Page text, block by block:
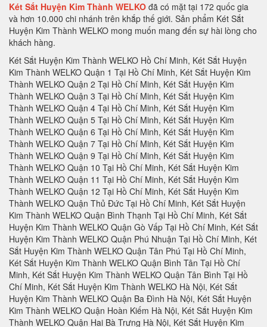
Két Sắt Huyện Kim Thành WELKO đã có mặt tại 172 quốc gia
và hơn 10.000 chi nhánh trên khắp thế giới. Sản phẩm Két Sắt
Huyện Kim Thành WELKO mong muốn mang đến sự hài lòng cho
khách hàng.
Két Sắt Huyện Kim Thành WELKO Hồ Chí Minh, Két Sắt Huyện Kim Thành WELKO Quận 1 Tại Hồ Chí Minh, Két Sắt Huyện Kim Thành WELKO Quận 2 Tại Hồ Chí Minh, Két Sắt Huyện Kim Thành WELKO Quận 3 Tại Hồ Chí Minh, Két Sắt Huyện Kim Thành WELKO Quận 4 Tại Hồ Chí Minh, Két Sắt Huyện Kim Thành WELKO Quận 5 Tại Hồ Chí Minh, Két Sắt Huyện Kim Thành WELKO Quận 6 Tại Hồ Chí Minh, Két Sắt Huyện Kim Thành WELKO Quận 7 Tại Hồ Chí Minh, Két Sắt Huyện Kim Thành WELKO Quận 9 Tại Hồ Chí Minh, Két Sắt Huyện Kim Thành WELKO Quận 10 Tại Hồ Chí Minh, Két Sắt Huyện Kim Thành WELKO Quận 11 Tại Hồ Chí Minh, Két Sắt Huyện Kim Thành WELKO Quận 12 Tại Hồ Chí Minh, Két Sắt Huyện Kim Thành WELKO Quận Thủ Đức Tại Hồ Chí Minh, Két Sắt Huyện Kim Thành WELKO Quận Bình Thạnh Tại Hồ Chí Minh, Két Sắt Huyện Kim Thành WELKO Quận Gò Vấp Tại Hồ Chí Minh, Két Sắt Huyện Kim Thành WELKO Quận Phú Nhuận Tại Hồ Chí Minh, Két Sắt Huyện Kim Thành WELKO Quận Tân Phú Tại Hồ Chí Minh, Két Sắt Huyện Kim Thành WELKO Quận Bình Tân Tại Hồ Chí Minh, Két Sắt Huyện Kim Thành WELKO Quận Tân Bình Tại Hồ Chí Minh, Két Sắt Huyện Kim Thành WELKO Hà Nội, Két Sắt Huyện Kim Thành WELKO Quận Ba Đình Hà Nội, Két Sắt Huyện Kim Thành WELKO Quận Hoàn Kiếm Hà Nội, Két Sắt Huyện Kim Thành WELKO Quận Hai Bà Trưng Hà Nội, Két Sắt Huyện Kim Thành WELKO Quận Hà Đông Hà Nội, Két Sắt Huyện Kim Thành WELKO Quận Tây Hồ Hà Nội, Két Sắt Huyện Kim Thành WELKO Quận Hà Đông Hà Nội, Két Sắt Huyện Kim Thành WELKO Quận Thanh Xuân Hà Nội, Két Sắt Huyện Kim Thành WELKO Quận Hoàng Mai Hà Nội, Két Sắt Huyện Kim Thành WELKO Quận Hà Đông Hà Nội, Két Sắt Huyện Kim Thành WELKO Huyện Thanh Trì Hà Nội, Két Sắt Huyện Kim Thành WELKO Huyện Gia Lâm Hà Nội, Két Sắt Huyện Kim Thành WELKO Huyện Đông Anh Hà Nội, Két Sắt Huyện Kim Thành WELKO Huyện Sóc Sơn Hà Nội, Két Sắt Huyện Kim Thành WELKO Quận Hà Đông Hà Nội, Két Sắt Huyện Kim Thành WELKO Thị xã Sơn Tây Hà Nội, Két Sắt Huyện Kim Thành WELKO Huyện Ba Vì Hà Nội, Két Sắt Huyện Kim Thành WELKO Huyện Phúc Thọ Hà Nội, Két Sắt Huyện Kim Thành WELKO Huyện Thạch Thất Hà Nội, Két Sắt Huyện Kim Thành WELKO Huyện Quốc Oai Hà Nội, Két Sắt Huyện Kim Thành WELKO Huyện Chương Mỹ Hà Nội, Két Sắt Huyện Kim Thành WELKO Huyện Đan Phượng Hà Nội, Két Sắt Huyện Kim Thành WELKO Huyện Hoài Đức Hà Nội, Két Sắt Huyện Kim Thành WELKO Huyện Thanh Oai Hà Nội, Két Sắt Huyện Kim Thành WELKO Huyện Mỹ Đức Hà Nội, Két Sắt Huyện Kim Thành WELKO Huyện Ứng Hoà Hà Nội, Két Sắt Huyện Kim Thành WELKO Huyện Thường Tín Hà Nội, Két Sắt Huyện Kim Thành WELKO Huyện Phú Xuyên Hà Nội, Két Sắt Huyện Kim Thành WELKO Huyện Mê Linh Hà Nội, Két Sắt Huyện Kim Thành WELKO Quận Nam Từ Liên Hà Nội, Két Sắt Huyện Kim Thành WELKO An Giang, Két Sắt Huyện Kim Thành WELKO Thành phố Long Xuyên Tỉnh An Giang, Két Sắt Huyện Kim Thành WELKO Thành phố Châu Đốc Tỉnh An Giang, Két Sắt Huyện Kim Thành WELKO Tại Huyện Điện Biên Tỉnh Điện Biên, Két Sắt Huyện Kim Thành WELKO Tại Huyện Điện Biên Đông Tỉnh Điện Biên, Két Sắt Huyện Kim Thành WELKO Tại Huyện Mường Ảng Tỉnh Điện Biên, Két Sắt Huyện Kim Thành WELKO Tại Huyện Mường Chà Tỉnh Điện Biên, Két Sắt Huyện Kim Thành WELKO Tại Huyện Mường Nhé Tỉnh Điện Biên, Két Sắt Huyện Kim Thành WELKO Tại Huyện Nậm Pồ Tỉnh Điện Biên, Két Sắt Huyện Kim Thành WELKO Tại Huyện Tủa Chùa Tỉnh Điện Biên, Két Sắt Huyện Kim Thành WELKO Tại Huyện Tuần Giáo Tỉnh Điện Biên, Két Sắt Huyện Kim Thành WELKO Điện Biên, Két Sắt Huyện Kim Thành WELKO Gia Lai, Két Sắt Huyện Kim Thành WELKO Tại Thành phố Pleiku Tỉnh Gia Lai, Két Sắt Huyện Kim Thành WELKO Tại Thị xã An Khê Tỉnh Gia Lai, Két Sắt Huyện Kim Thành WELKO Tại Thị xã Ayun Pa Tỉnh Gia Lai, Két Sắt Huyện Kim Thành WELKO Tại Huyện Chư Păh Tỉnh Gia Lai, Két Sắt Huyện Kim Thành WELKO Tại Huyện Chư Prông Tỉnh Gia Lai, Két Sắt Huyện Kim Thành WELKO Tại Huyện Chư Pưh Tỉnh Gia Lai, Két Sắt Huyện Kim Thành WELKO Tại Huyện Chư Sê Tỉnh Gia Lai, Két Sắt Huyện Kim Thành WELKO Tại Huyện Đắk Đoa Tỉnh Gia Lai, Két Sắt Huyện Kim Thành WELKO Tại Huyện Đak Pơ Tỉnh Gia Lai, Két Sắt Huyện Kim Thành WELKO Tại Huyện Đức Cơ Tỉnh Gia Lai, Két Sắt Huyện Kim Thành WELKO Tại Huyện Ia Grai Tỉnh Gia Lai, Két Sắt Huyện Kim Thành WELKO Tại Huyện Ia Pa Tỉnh Gia Lai, Két Sắt Huyện Kim Thành WELKO Tại Huyện K’Bang Tỉnh Gia Lai, Két Sắt Huyện Kim Thành WELKO Tại Huyện Kông Chro Tỉnh Gia Lai, Két Sắt Huyện Kim Thành WELKO Tại Huyện Krông Pa Tỉnh Gia Lai, Két Sắt Huyện Kim Thành WELKO Tại Huyện Mang Yang Tỉnh Gia Lai, Két Sắt Huyện Kim Thành WELKO Tại Huyện Phú Thiện Tỉnh Gia Lai, Két Sắt Huyện Kim Thành WELKO Hà Giang, Két Sắt Huyện Kim Thành WELKO Tại Thành phố Hà Giang Tỉnh Hà Giang, Két Sắt Huyện Kim Thành WELKO Tại Huyện Bắc Mê Tỉnh Hà Giang, Két Sắt Huyện Kim Thành WELKO Tại Huyện Bắc Quang Tỉnh Hà Giang, Két Sắt Huyện Kim Thành WELKO Tại Huyện Đồng Văn Tỉnh Hà Giang, Két Sắt Huyện Kim Thành WELKO Tại Huyện Hoàng Su Phì Tỉnh Hà Giang, Két Sắt Huyện Kim Thành WELKO Tại Huyện Mèo Vạc Tỉnh Hà Giang, Két Sắt Huyện Kim Thành WELKO Tại Huyện Quản Bạ Tỉnh Hà Giang, Két Sắt Huyện Kim Thành WELKO Tại Huyện Quang Bình Tỉnh Hà Giang, Két Sắt Huyện Kim Thành WELKO Tại Huyện Vị Xuyên Tỉnh Hà Giang, Két Sắt Huyện Kim Thành WELKO Tại Huyện Xín Mần Tỉnh Hà Giang, Két Sắt Huyện Kim Thành WELKO Tại Huyện Yên Minh Tỉnh Hà Giang, Két Sắt Huyện Kim Thành WELKO Hà Nam, Két Sắt Huyện Kim Thành WELKO Tại Thành phố Phủ Lý Tỉnh Hà Nam, Két Sắt Huyện Kim Thành WELKO Tại Thị xã Duy Tiên Tỉnh Hà Nam, Két Sắt Huyện Kim Thành WELKO Tại Huyện Bình Lục Tỉnh Hà Nam, Két Sắt Huyện Kim Thành WELKO Tại Huyện Kim Bảng Tỉnh Hà Nam, Két Sắt Huyện Kim Thành WELKO Tại Huyện Lý Nhân Tỉnh Hà Nam, Két Sắt Huyện Kim Thành WELKO Tại Huyện Thanh Liêm Tỉnh Hà Nam, Két Sắt Huyện Kim Thành WELKO Tổng Thống, Két Sắt Huyện Kim Thành WELKO TPHCM, Két Sắt Huyện Kim Thành WELKO Khánh Hòa, Két Sắt Huyện Kim Thành WELKO Tại Thành phố Cam Ranh Tỉnh Khánh Hòa, Két Sắt Huyện Kim Thành WELKO Tại Thành phố Nha Trang Tỉnh Khánh Hòa, Két Sắt Huyện Kim Thành WELKO Tại Thị xã Ninh Hòa Tỉnh Khánh Hòa, Két Sắt Huyện Kim Thành WELKO Tại Huyện Cam Lâm Tỉnh Khánh Hòa, Két Sắt Huyện Kim Thành WELKO Tại Huyện đảo Trường Sa Tỉnh Khánh Hòa, Két Sắt Huyện Kim Thành WELKO Tại Huyện Diên Khánh Tỉnh Khánh Hòa, Két Sắt Huyện Kim Thành WELKO Tại Huyện Khánh Sơn Tỉnh Khánh Hòa, Két Sắt Huyện Kim Thành WELKO Tại Huyện Khánh Vĩnh Tỉnh Khánh Hòa, Két Sắt Huyện Kim Thành WELKO Tại Huyện Vạn Ninh Tỉnh Khánh Hòa, Két Sắt Huyện Kim Thành WELKO Kiên Giang, Két Sắt Huyện Kim Thành WELKO Tại Thành phố Rạch Giá Tỉnh Kiên Giang, Két Sắt Huyện Kim Thành WELKO Tại Thành phố Hà Tiên Tỉnh Kiên Giang, Két Sắt Huyện Kim Thành WELKO Tại Huyện An Biên Tỉnh Kiên Giang, Két Sắt Huyện Kim Thành WELKO Tại Huyện An Minh Tỉnh Kiên Giang, Két Sắt Huyện Kim Thành WELKO Tại Huyện Châu Thành Tỉnh Kiên Giang, Két Sắt Huyện Kim Thành WELKO Tại Huyện Giang Thành Tỉnh Kiên Giang, Két Sắt Huyện Kim Thành WELKO Tại Huyện Giồng Riềng Tỉnh Kiên Giang, Két Sắt Huyện Kim Thành WELKO Tại Huyện Gò Quao Tỉnh Kiên Giang, Két Sắt Huyện Kim Thành WELKO Tại Huyện Hòn Đất Tỉnh Kiên Giang, Két Sắt Huyện Kim Thành WELKO Tại Huyện Kiên HảiTỉnh Kiên Giang , Két Sắt Huyện Kim Thành WELKO Tại Huyện Kiên Lương Tỉnh Kiên Giang, Két Sắt Huyện Kim Thành WELKO Tại Huyện Phú Quốc Tỉnh Kiên Giang, Két Sắt Huyện Kim Thành WELKO Tại Huyện Tân Hiệp Tỉnh Kiên Giang, Két Sắt Huyện Kim Thành WELKO Tại Huyện U Minh Thượng Tỉnh Kiên Giang, Két Sắt Huyện Kim Thành WELKO Tại Huyện Vĩnh Thuận Tỉnh Kiên Giang, Két Sắt Huyện Kim Thành WELKO Kon Tum, Két Sắt Huyện Kim Thành WELKO Tại Thành phố Kon Tum Tỉnh Kon Tum, Két Sắt Huyện Kim Thành WELKO Tại Huyện Đắk Glei Tỉnh Kon Tum, Két Sắt Huyện Kim Thành WELKO Tại Huyện Đắk Hà Tỉnh Kon Tum, Két Sắt Huyện Kim Thành WELKO Tại Huyện Đắk Tô Tỉnh Kon Tum, Két Sắt Huyện Kim Thành WELKO Tại Huyện Ia H’Drai Tỉnh Kon Tum, Két Sắt Huyện Kim Thành WELKO Tại Huyện Kon Plông Tỉnh Kon Tum, Két Sắt Huyện Kim Thành WELKO Tại Huyện Kon Rẫy Tỉnh Kon Tum, Két Sắt Huyện Kim Thành WELKO Tại Huyện Ngọc Hồi Tỉnh Kon Tum, Két Sắt Huyện Kim Thành WELKO Tại Huyện Sa Thầy Tỉnh Kon Tum, Két Sắt Huyện Kim Thành WELKO Tại Huyện Tu Mơ Rông Tỉnh Kon Tum, Két Sắt Huyện Kim Thành WELKO Lai Châu, Két Sắt Huyện Kim Thành WELKO Tại Thành phố Lai Châu Tỉnh Lai Châu, Két Sắt Huyện Kim Thành WELKO Tại Huyện Mường Tè Tỉnh Lai Châu, Két Sắt Huyện Kim Thành WELKO Tại Huyện Nậm Nhùn Tỉnh Lai Châu, Két Sắt Huyện Kim Thành WELKO Tại Huyện Phong Thổ Tỉnh Lai Châu, Két Sắt Huyện Kim Thành WELKO Tại Huyện Sìn Hồ Tỉnh Lai Châu, Két Sắt Huyện Kim Thành WELKO Tại Huyện Tam Đường Tỉnh Lai Châu, Két Sắt Huyện Kim Thành WELKO Tại Huyện Tân Uyên Tỉnh Lai Châu, Két Sắt Huyện Kim Thành WELKO Tại Huyện Than Uyên Tỉnh Lai Châu, Két Sắt Huyện Kim Thành WELKO Lào Cai, Két Sắt Huyện Kim Thành WELKO Tại Thành phố Lào Cai Tỉnh Lào Cai, Két Sắt Huyện Kim Thành WELKO Tại Thị xã Sa Pa Tỉnh Lào Cai, Két Sắt Huyện Kim Thành WELKO Tại Huyện Bắc Hà Tỉnh Lào Cai, Két Sắt Huyện Kim Thành WELKO Tại Huyện Bảo Thắng Tỉnh Lào Cai, Két Sắt Huyện Kim Thành WELKO Tại Huyện Bảo Yên Tỉnh Lào Cai, Két Sắt Huyện Kim Thành WELKO Tại Huyện Bát Xát Tỉnh Lào Cai, Két Sắt Huyện Kim Thành WELKO Tại Huyện Mường Khương Tỉnh Lào Cai, Két Sắt Huyện Kim Thành WELKO Tại Huyện Si Ma Cai Tỉnh Lào Cai, Két Sắt Huyện Kim Thành WELKO Tại Huyện Văn Bàn Tỉnh Lào Cai, Két Sắt Huyện Kim Thành WELKO Lạng Sơn, Két Sắt Huyện Kim Thành WELKO Tại Thành phố Lạng Sơn Tỉnh Lạng Sơn, Két Sắt Huyện Kim Thành WELKO Tại Huyện Tràng Định Tỉnh Lạng Sơn, Két Sắt Huyện Kim Thành WELKO Tại Huyện Bình Gia Tỉnh Lạng Sơn, Két Sắt Huyện Kim Thành WELKO Tại Huyện Văn Lãng Tỉnh Lạng Sơn, Két Sắt Huyện Kim Thành WELKO Tại Huyện Bắc Sơn Tỉnh Lạng Sơn, Két Sắt Huyện Kim Thành WELKO Tại Huyện Văn Quan Tỉnh Lạng Sơn, Két Sắt Huyện Kim Thành WELKO Tại Huyện Cao Lộc Tỉnh Lạng Sơn, Két Sắt Huyện Kim Thành WELKO Tại Huyện Lộc Bình Tỉnh Lạng Sơn, Két Sắt Huyện Kim Thành WELKO Tại Huyện Chi Lăng Tỉnh Lạng Sơn, Két Sắt Huyện Kim Thành WELKO Tại Huyện Đình Lập Tỉnh Lạng Sơn, Két Sắt Huyện Kim Thành WELKO Tại Huyện Hữu Lũng Tỉnh Lạng Sơn, Ké